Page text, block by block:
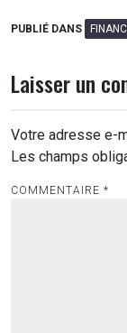
PUBLIÉ DANS
Laisser un
Votre adresse e-
Les champs
COMMENTAIRE *